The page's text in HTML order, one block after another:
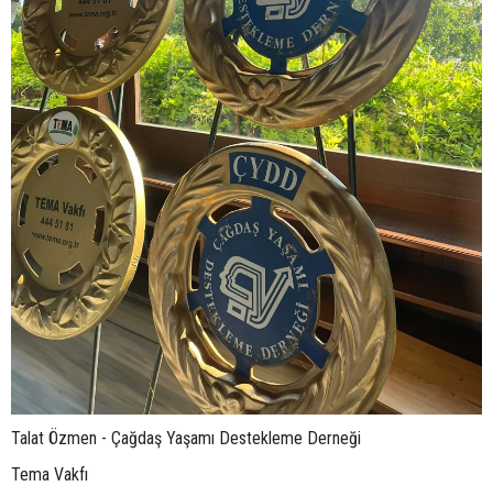
Talat Özmen - Çağdaş Yaşamı Destekleme Derneği
Tema Vakfı